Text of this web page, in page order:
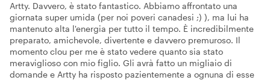
Artty. Davvero, è stato fantastico. Abbiamo affrontato una
giornata super umida (per noi poveri canadesi ;) ), ma lui ha
mantenuto alta l'energia per tutto il tempo. È incredibilmente
preparato, amichevole, divertente e davvero premuroso. Il
momento clou per me è stato vedere quanto sia stato
meraviglioso con mio figlio. Gli avrà fatto un migliaio di
domande e Artty ha risposto pazientemente a ognuna di esse